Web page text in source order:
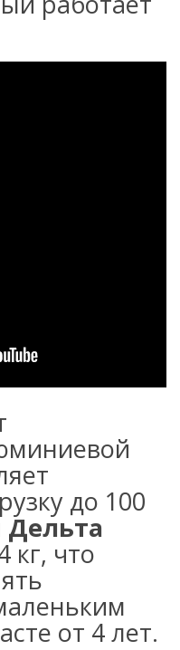
до 100
кг, что
от 4 лет.